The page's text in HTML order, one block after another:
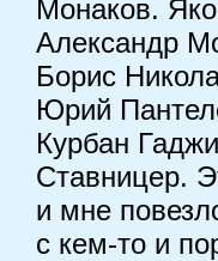
Монаков.
Александр
Борис
Юрий
Курбан
Ставницер.
и мне
с кем-то и